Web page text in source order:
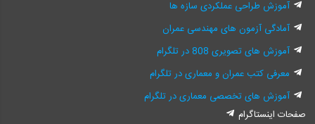
آموزش طراحی عملکردی سازه ها
آمادگی آزمون های مهندسی عمران
آموزش های تصویری 808 در تلگرام
معرفی کتب عمران و معماری در تلگرام
آموزش های تخصصی معماری در تلگرام
صفحات اینستاگرام